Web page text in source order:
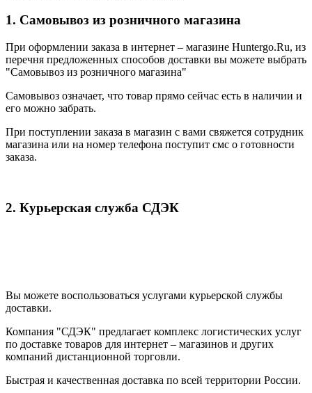
1. Самовывоз из розничного магазина
При оформлении заказа в интернет – магазине Huntergo.Ru, из
перечня предложенных способов доставки вы можете выбрать
"Самовывоз из розничного магазина"
Самовывоз означает, что товар прямо сейчас есть в наличии и
его можно забрать.
При поступлении заказа в магазин с вами свяжется сотрудник
магазина или на номер телефона поступит смс о готовности
заказа.
2. Курьерская служба СДЭК
Вы можете воспользоваться услугами курьерской службы
доставки.
Компания "СДЭК" предлагает комплекс логистических услуг
по доставке товаров для интернет – магазинов и других
компаний дистанционной торговли.
Быстрая и качественная доставка по всей территории России.